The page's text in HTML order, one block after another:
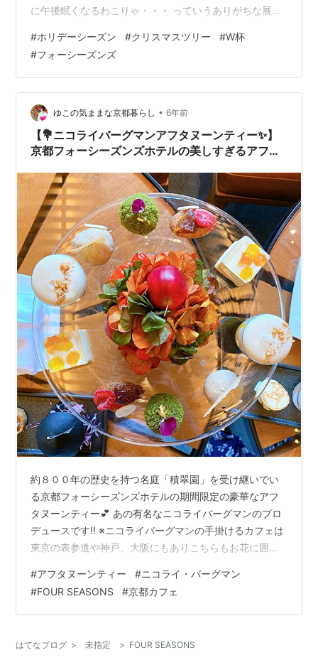
に午後眠くなるわこりゃ・・・ っていうありがちな展
の勇姿をもっと観たかったけれど。 世界を舞台に堂々と
戦う日本人の姿には いつもこちらが励まされます。
Thanks a lot！ そんな最近は美味しいものを食べたり、
美味しいものを食べたり、 美味しいものを食べたり。
#ホリデーシーズン #クリスマスツリー #W杯
#フォーシーズンズ
ゆこの気ままな京都暮らし • 6年前
【💐ニコライバーグマンアフタヌーンティー✨】
京都フォーシーズンズホテルの美しすぎるアフタ
約８００年の歴史を持つ名庭「積翠園」を受け継いでい
る京都フォーシーズンズホテルの期間限定の豪華なアフ
タヌーンティー💕 あの有名なニコライバーグマンのプロ
デュースです‼️ ※ニコライバーグマンの手掛けるカフェは
東京の表参道や神戸、大阪にもありこちらもお花に囲ま
す。 今月末までの開催なので、早速予約して行ってきま
した❣️ 一休サイトでも京都ランキング１位の人気アフタ
ヌーンティーです💐 ☝️ニコライバーグマンの作品。 期間
らしいホテルです✨ 全ての空間が広くて贅沢な造りで
#アフタヌーンティー #ニコライ・バーグマン
#FOUR SEASONS #京都カフェ
はてなブログ > 未指定 > FOUR SEASONS